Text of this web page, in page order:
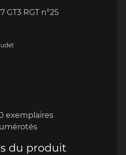
GT3 RGT n°25
exemplaires
du produit